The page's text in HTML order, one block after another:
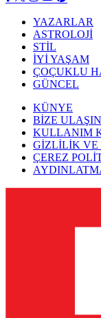
YAZARLAR
ASTROLOJİ
STİL
İYİ YAŞAM
ÇOÇUKLU
GÜNCEL
KÜNYE
BİZE ULAŞIN
KULLANIM
GİZLİLİK VE
ÇEREZ